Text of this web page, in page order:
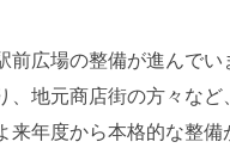
前広場の整備が進んで
、地元商店街の方々な
来年度から本格的な整